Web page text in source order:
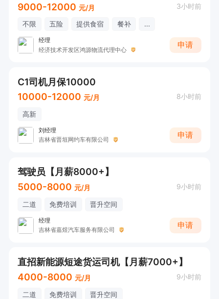
9000-12000 元/月 3小时前
不限 五险 提供食宿 餐补 ...
经理
经济技术开发区鸿源物流代理中心
申请
C1司机月保10000
10000-12000 元/月 8小时前
高新
刘经理
吉林省晋垣网约车有限公司
申请
驾驶员【月薪8000+】
5000-8000 元/月 9小时前
二道 免费培训 晋升空间
经理
吉林省嘉煜汽车服务有限公司
申请
直招新能源短途货运司机【月薪7000+】
4000-8000 元/月 9小时前
二道 免费培训 晋升空间